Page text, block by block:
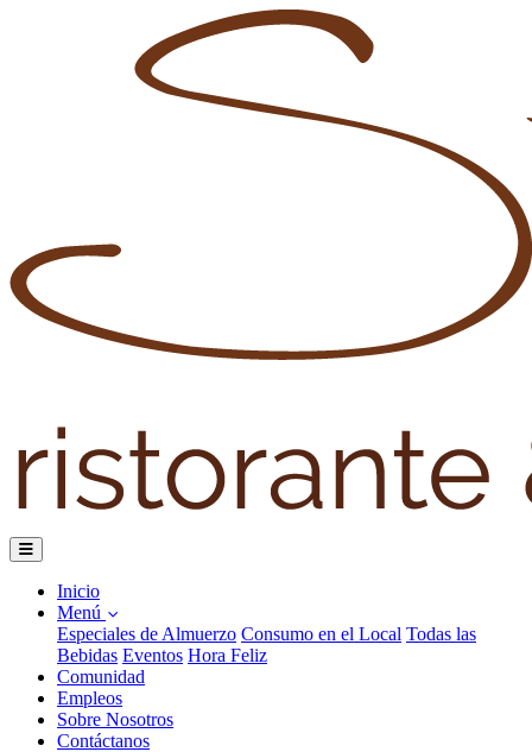
Inicio
Menú
Especiales de Almuerzo Consumo en el Local Todas las
Bebidas Eventos Hora Feliz
Comunidad
Empleos
Sobre Nosotros
Contáctanos